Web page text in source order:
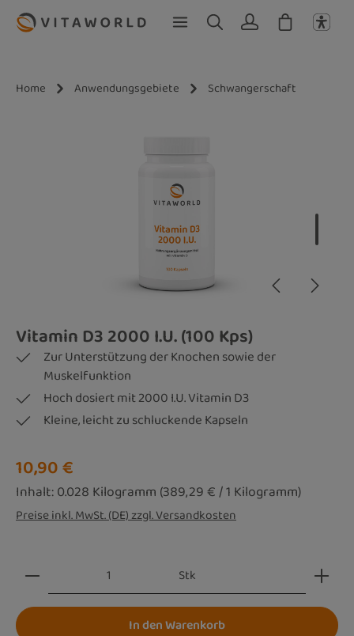
Zum Hauptinhalt springen
Home Anwendungsgebiete Schwangerschaft
Vitamin D3 2000 I.U. (100 Kps)
Zur Unterstützung der Knochen sowie der
Muskelfunktion
Hoch dosiert mit 2000 I.U. Vitamin D3
Kleine, leicht zu schluckende Kapseln
Regulärer Preis:
10,90 €
Inhalt:0.028 Kilogramm (389,29 € / 1 Kilogramm)
Preise inkl. MwSt. (DE) zzgl. Versandkosten
Produkt Anzahl: Gib den gewünschten Wert ein
Stk
In den Warenkorb